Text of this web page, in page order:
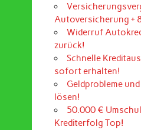
Autoversicherung +
Widerruf
zurück!
Schnelle
sofort erhalten!
Geldprobleme
lösen!
50.000 €
Krediterfolg Top!